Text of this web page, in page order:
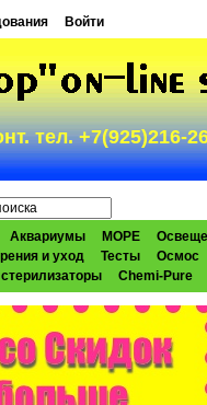
Войти
тел. +7(925)216-
Аквариумы МОРЕ
и уход Тесты
Осмос
Chemi-Pure